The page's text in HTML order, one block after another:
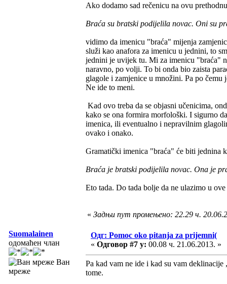
Ako dodamo sad rečenicu na ovu
Braća su bratski podijelila novac. Oni su
vidimo da imenicu "braća" mijenja
služi kao anafora za imenicu u jednini, to
jednini je uvijek tu. Mi za imenicu "braća"
naravno, po volji. To bi onda bio zaista
glagole i zamjenice u množini. Pa po čemu
Ne ide to meni.
Kad ovo treba da se objasni učenicima,
kako se ona formira morfološki. I sigurno
imenica, ili eventualno i nepravilnim
ovako i onako.
Gramatički imenica "braća" će biti jednina
Braća je bratski podijelila novac. Ona je
Eto tada. Do tada bolje da ne ulazimo u
« Задњи пут промењено: 22.29 ч.
Suomalainen
одомаћен члан
Ван
мреже
Одг: Pomoc oko pitanja za prijemni(
« Одговор #7 у: 00.08 ч. 21.06.2013. »
Pa kad vam ne ide i kad su vam
tome.